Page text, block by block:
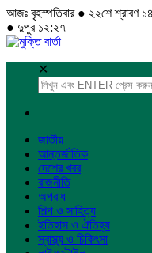
আজঃ বৃহস্পতিবার ● ২২শে
● দুপুর ১২:২৭
✕
জাতীয়
আন্তর্জাতিক
দেশের খবর
রাজনীতি
অপরাধ
শিল্প ও সাহিত্য
ইতিহাস ও ঐতিহ্য
স্বাস্থ্য ও চিকিৎসা